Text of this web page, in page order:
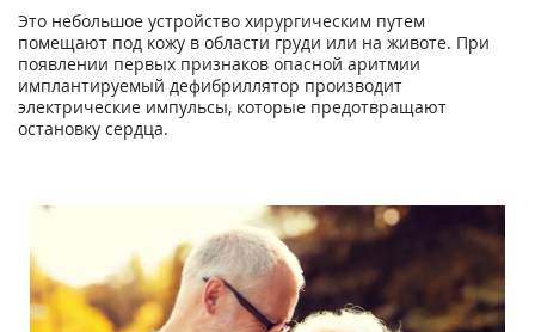
Это небольшое устройство хирургическим путем
помещают под кожу в области груди или на животе. При
появлении первых признаков опасной аритмии
имплантируемый дефибриллятор производит
электрические импульсы, которые предотвращают
остановку сердца.